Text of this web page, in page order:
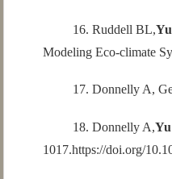
16. Ruddell BL,
Modeling Eco-climate
17. Donnelly A,
18. Donnelly A,
1017.https://doi.org/